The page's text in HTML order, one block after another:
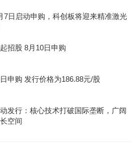
7日启动申购，科创板将迎来精准激光
招股 8月10日申购
申购 发行价格为186.88元/股
发行：核心技术打破国际垄断，广阔
空间